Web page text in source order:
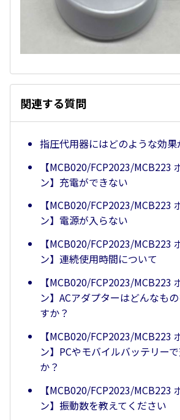
関連する質問
指圧代用器にはどのような効
【MCB020/FCP2023/MCB223
ン】充電ができない
【MCB020/FCP2023/MCB223
ン】電源が入らない
【MCB020/FCP2023/MCB223
ン】連続使用時間について
【MCB020/FCP2023/MCB223
ン】ACアダプターはどんなも
すか？
【MCB020/FCP2023/MCB223
ン】PCやモバイルバッテリー
か？
【MCB020/FCP2023/MCB223
ン】振動数を教えてください